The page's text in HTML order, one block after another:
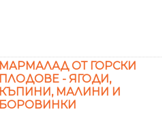
МАРМАЛАД ОТ ГОРСКИ
ПЛОДОВЕ - ЯГОДИ,
КЪПИНИ, МАЛИНИ И
БОРОВИНКИ